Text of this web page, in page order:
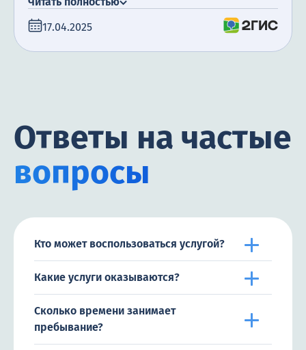
17.04.2025
Ответы на частые
вопросы
Кто может воспользоваться услугой?
Какие услуги оказываются?
Сколько времени занимает
пребывание?